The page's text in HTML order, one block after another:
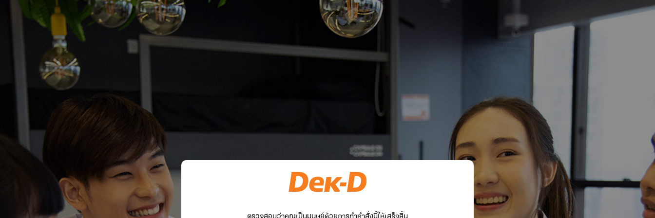
ตรวจสอบว่าคุณเป็นมนุษย์ด้วยการทำคำสั่งนี้ให้เสร็จสิ้น